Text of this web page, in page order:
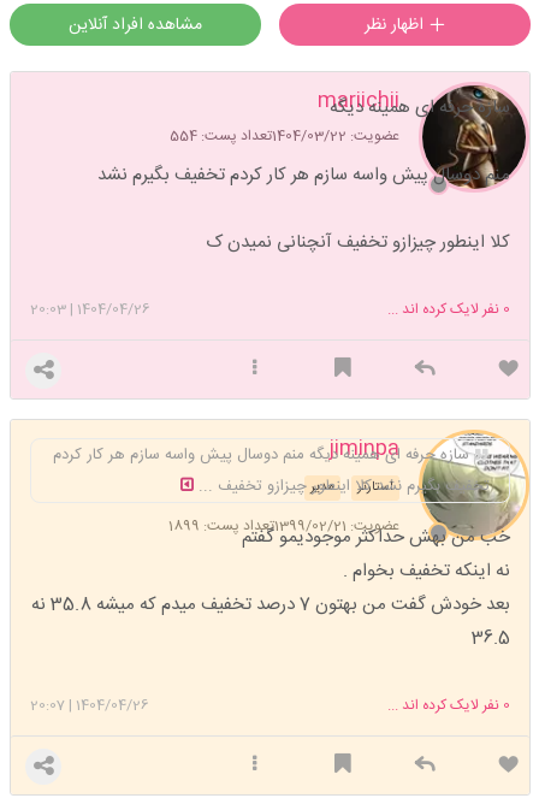
مشاهده افراد آنلاین
mariichii
عضویت: 1404/03/22 تعداد پست: 554
سازه حرفه ای همینه دیگه
منم دوسال پیش واسه سازم هر کار کردم تخفیف بگیرم نشد
کلا اینطور چیزازو تخفیف آنچنانی نمیدن ک
1404/04/26
|
20:03 0 نفر لایک کرده اند ...
jiminpa
مدیر استارتر
عضویت: 1399/02/21 تعداد پست: 1899
سازه حرفه ای همینه دیگه منم دوسال پیش واسه سازم هر کار کردم
تخفیف بگیرم نشد کلا اینطور چیزازو تخفیف ...
خب من بهش حداکثر موجودیمو گفتم‌
نه اینکه تخفیف بخوام .
بعد خودش گفت من بهتون 7 درصد تخفیف میدم که میشه 35.8 نه
36.5
1404/04/26
|
20:07 0 نفر لایک کرده اند ...